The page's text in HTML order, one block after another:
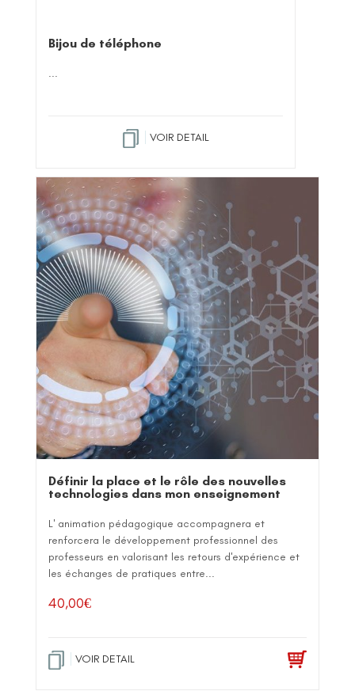
Bijou de téléphone
...
VOIR DETAIL
Définir la place et le rôle des nouvelles
technologies dans mon enseignement
L' animation pédagogique accompagnera et
renforcera le développement professionnel des
professeurs en valorisant les retours d'expérience et
les échanges de pratiques entre...
40,00€
VOIR DETAIL